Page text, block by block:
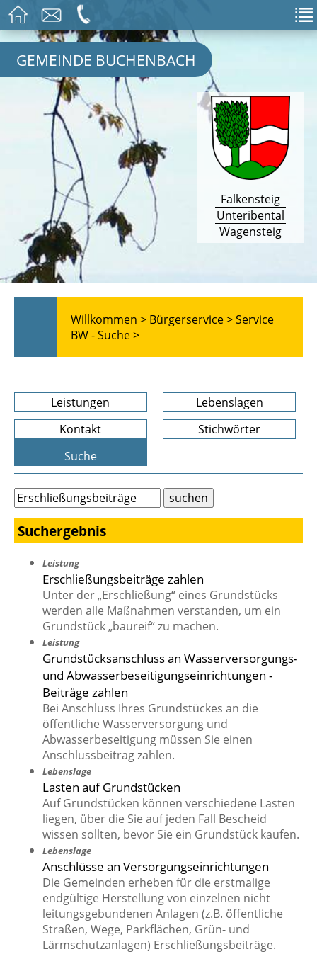
GEMEINDE BUCHENBACH
Falkensteig
Unteribental
Wagensteig
Willkommen > Bürgerservice >Service
BW - Suche >
Leistungen
Lebenslagen
Kontakt
Stichwörter
Suche
Suchergebnis
Leistung
Erschließungsbeiträge zahlen
Unter der „Erschließung“ eines Grundstücks
werden alle Maßnahmen verstanden, um ein
Grundstück „baureif“ zu machen.
Leistung
Grundstücksanschluss an Wasserversorgungs-
und Abwasserbeseitigungseinrichtungen -
Beiträge zahlen
Bei Anschluss Ihres Grundstückes an die
öffentliche Wasserversorgung und
Abwasserbeseitigung müssen Sie einen
Anschlussbeitrag zahlen.
Lebenslage
Lasten auf Grundstücken
Auf Grundstücken können verschiedene Lasten
liegen, über die Sie auf jeden Fall Bescheid
wissen sollten, bevor Sie ein Grundstück kaufen.
Lebenslage
Anschlüsse an Versorgungseinrichtungen
Die Gemeinden erheben für die erstmalige
endgültige Herstellung von einzelnen nicht
leitungsgebundenen Anlagen (z.B. öffentliche
Straßen, Wege, Parkflächen, Grün- und
Lärmschutzanlagen) Erschließungsbeiträge.